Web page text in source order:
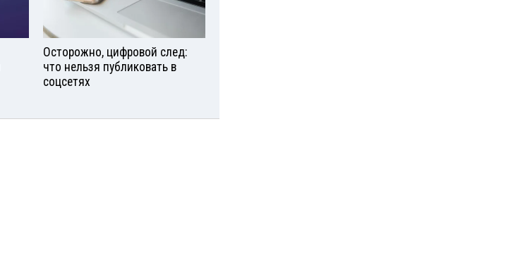
Осторожно, цифровой след:
что нельзя публиковать в
соцсетях